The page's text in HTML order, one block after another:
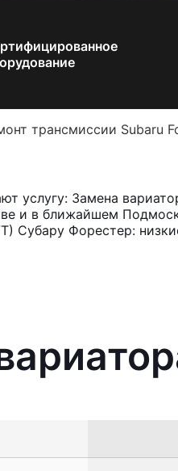
трансмиссии Subaru
услугу: Замена
и в ближайшем
Субару Форестер: